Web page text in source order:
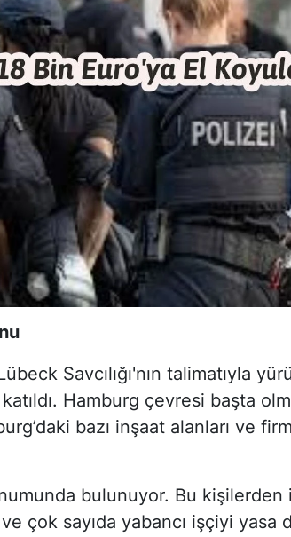
Savcılığı'nın talimatıyla
Hamburg çevresi başta
bazı inşaat alanları ve
bulunuyor. Bu kişilerden
çok sayıda yabancı işçiyi yasa